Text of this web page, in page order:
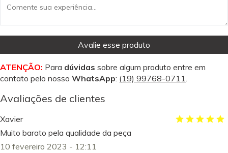
Avalie esse produto
ATENÇÃO: Para dúvidas sobre algum produto entre em
contato pelo nosso WhatsApp: (19) 99768-0711.
Avaliações de clientes
Xavier
Muito barato pela qualidade da peça
10 fevereiro 2023 - 12:11